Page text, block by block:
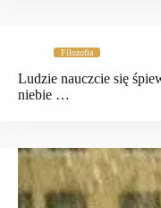
Filozofia
Ludzie nauczcie się
niebie …